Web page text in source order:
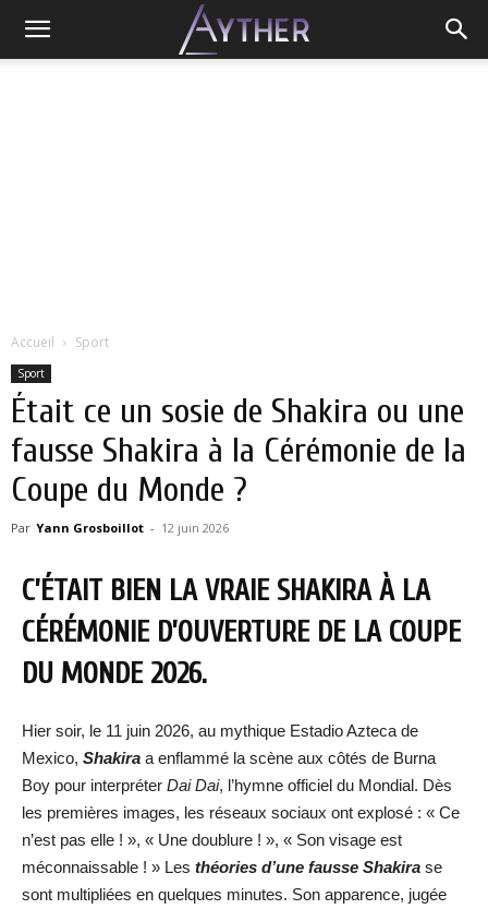
Accueil Sport
Sport
Était ce un sosie de Shakira ou une
fausse Shakira à la Cérémonie de la
Coupe du Monde ?
Par Yann Grosboillot - 12 juin 2026
C’ÉTAIT BIEN LA VRAIE SHAKIRA À LA
CÉRÉMONIE D’OUVERTURE DE LA COUPE
DU MONDE 2026.
Hier soir, le 11 juin 2026, au mythique Estadio Azteca de
Mexico, Shakira a enflammé la scène aux côtés de Burna
Boy pour interpréter Dai Dai, l’hymne officiel du Mondial. Dès
les premières images, les réseaux sociaux ont explosé : « Ce
n’est pas elle ! », « Une doublure ! », « Son visage est
méconnaissable ! » Les théories d’une fausse Shakira se
sont multipliées en quelques minutes. Son apparence, jugée